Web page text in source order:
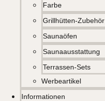
Farbe
Grillhütten-Zubehör
Saunaöfen
Saunaausstattung
Terrassen-Sets
Werbeartikel
Informationen